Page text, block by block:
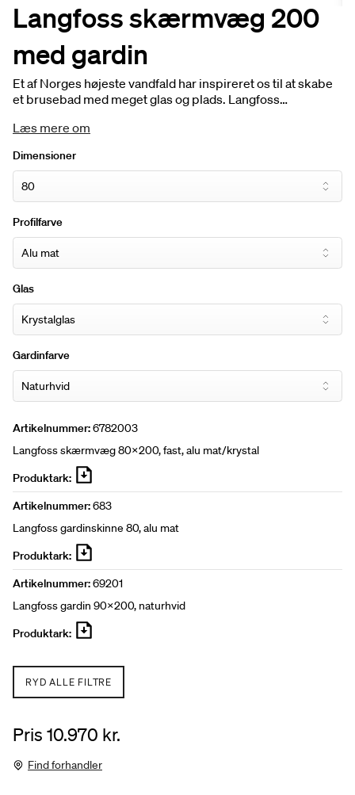
Langfoss skærmvæg 200
med gardin
Et af Norges højeste vandfald har inspireret os til at skabe
et brusebad med meget glas og plads. Langfoss
stringent udtryk. En eksklusiv følelse. Gulvprofilen og
monteret på glasset, er i samme udtryk.
Læs mere om
Dimensioner
Profilfarve
Glas
Gardinfarve
Artikelnummer:6782003
Langfoss skærmvæg 80x200, fast, alu mat/krystal
Produktark:
Artikelnummer:683
Langfoss gardinskinne 80, alu mat
Produktark:
Artikelnummer:69201
Langfoss gardin 90x200, naturhvid
Produktark:
RYD ALLE FILTRE
Pris 10.970 kr.
Find forhandler